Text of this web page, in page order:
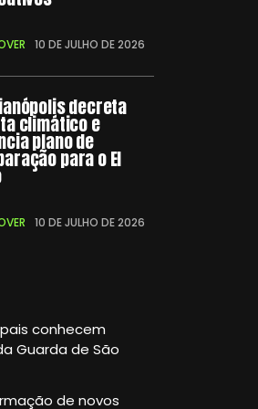
10 DE JULHO DE 2026
decreta
climático e
plano de
para o El
10 DE JULHO DE 2026
conhecem
Guarda de São
de novos